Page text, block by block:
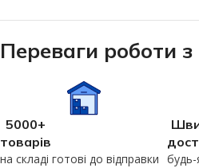
Переваги роботи
5000+
товарів
на складі готові до відправки будь-